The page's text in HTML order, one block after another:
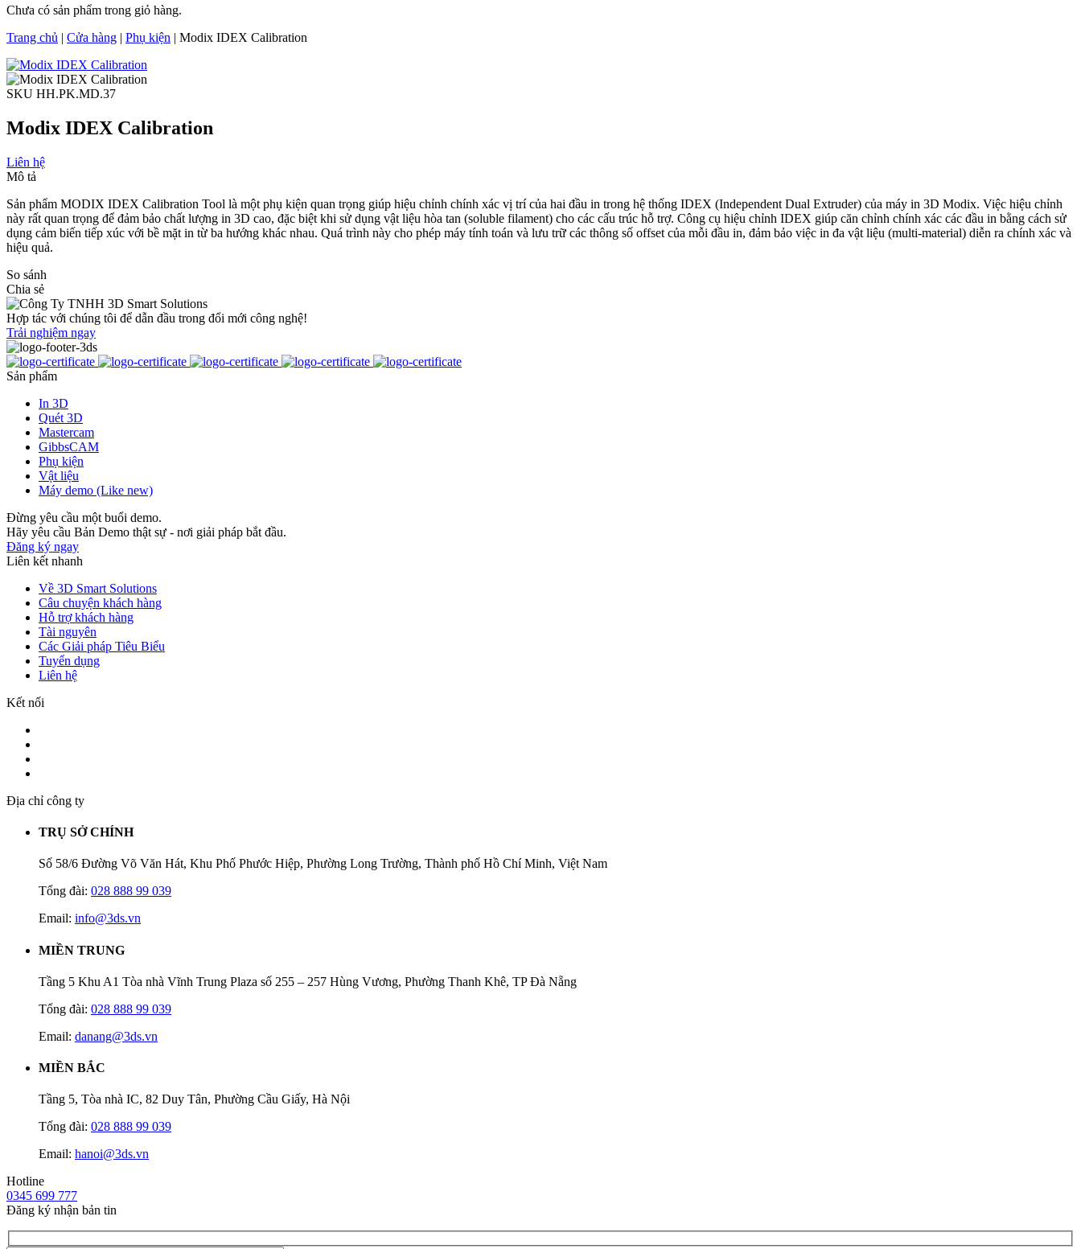
Chưa có sản phẩm trong giỏ hàng.
Trang chủ | Cửa hàng | Phụ kiện | Modix IDEX Calibration
SKU HH.PK.MD.37
Modix IDEX Calibration
Liên hệ
Mô tả
Sản phẩm MODIX IDEX Calibration Tool là một phụ kiện quan trọng giúp hiệu chỉnh chính xác vị trí của hai đầu in trong hệ thống IDEX (Independent Dual Extruder) của máy in 3D Modix. Việc hiệu chỉnh
này rất quan trọng để đảm bảo chất lượng in 3D cao, đặc biệt khi sử dụng vật liệu hòa tan (soluble filament) cho các cấu trúc hỗ trợ. Công cụ hiệu chỉnh IDEX giúp căn chỉnh chính xác các đầu in bằng cách sử
dụng cảm biến tiếp xúc với bề mặt in từ ba hướng khác nhau. Quá trình này cho phép máy tính toán và lưu trữ các thông số offset của mỗi đầu in, đảm bảo việc in đa vật liệu (multi-material) diễn ra chính xác và
hiệu quả.
So sánh
Chia sẻ
Hợp tác với chúng tôi để dẫn đầu trong đổi mới công nghệ!
Trải nghiệm ngay
Sản phẩm
In 3D
Quét 3D
Mastercam
GibbsCAM
Phụ kiện
Vật liệu
Máy demo (Like new)
Đừng yêu cầu một buổi demo.
Hãy yêu cầu Bản Demo thật sự - nơi giải pháp bắt đầu.
Đăng ký ngay
Liên kết nhanh
Về 3D Smart Solutions
Câu chuyện khách hàng
Hỗ trợ khách hàng
Tài nguyên
Các Giải pháp Tiêu Biểu
Tuyển dụng
Liên hệ
Kết nối
Địa chỉ công ty
TRỤ SỞ CHÍNH
Số 58/6 Đường Võ Văn Hát, Khu Phố Phước Hiệp, Phường Long Trường, Thành phố Hồ Chí Minh, Việt Nam
Tổng đài: 028 888 99 039
Email: info@3ds.vn
MIỀN TRUNG
Tầng 5 Khu A1 Tòa nhà Vĩnh Trung Plaza số 255 – 257 Hùng Vương, Phường Thanh Khê, TP Đà Nẵng
Tổng đài: 028 888 99 039
Email: danang@3ds.vn
MIỀN BẮC
Tầng 5, Tòa nhà IC, 82 Duy Tân, Phường Cầu Giấy, Hà Nội
Tổng đài: 028 888 99 039
Email: hanoi@3ds.vn
Hotline
0345 699 777
Đăng ký nhận bản tin